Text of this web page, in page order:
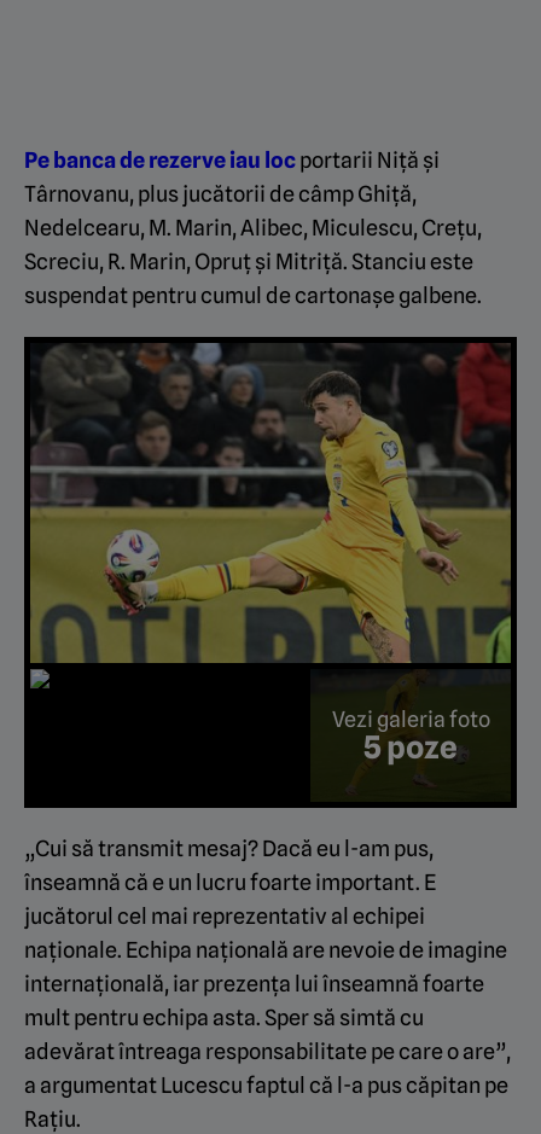
Pe banca de rezerve iau locportarii Niță și
Târnovanu, plus jucătorii de câmp Ghiţă,
Nedelcearu, M. Marin, Alibec, Miculescu, Creţu,
Screciu, R. Marin, Opruț și Mitriță. Stanciu este
suspendat pentru cumul de cartonașe galbene.
Vezi galeria foto
5 poze
„Cui să transmit mesaj? Dacă eu l-am pus,
înseamnă că e un lucru foarte important. E
jucătorul cel mai reprezentativ al echipei
naționale. Echipa națională are nevoie de imagine
internațională, iar prezența lui înseamnă foarte
mult pentru echipa asta. Sper să simtă cu
adevărat întreaga responsabilitate pe care o are”,
a argumentat Lucescu faptul că l-a pus căpitan pe
Rațiu.